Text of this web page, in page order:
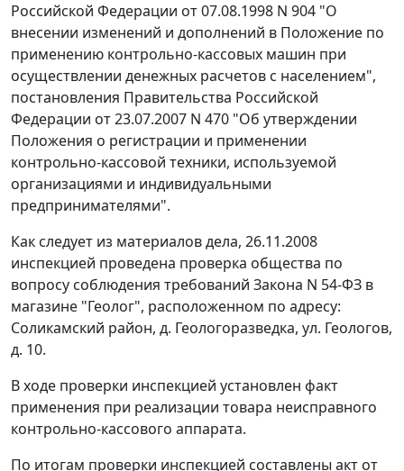
Российской Федерации от 07.08.1998 N 904 "О
внесении изменений и дополнений в Положение по
применению контрольно-кассовых машин при
осуществлении денежных расчетов с населением",
постановления Правительства Российской
Федерации от 23.07.2007 N 470 "Об утверждении
Положения о регистрации и применении
контрольно-кассовой техники, используемой
организациями и индивидуальными
предпринимателями".
Как следует из материалов дела, 26.11.2008
инспекцией проведена проверка общества по
вопросу соблюдения требований Закона N 54-ФЗ в
магазине "Геолог", расположенном по адресу:
Соликамский район, д. Геологоразведка, ул. Геологов,
д. 10.
В ходе проверки инспекцией установлен факт
применения при реализации товара неисправного
контрольно-кассового аппарата.
По итогам проверки инспекцией составлены акт от